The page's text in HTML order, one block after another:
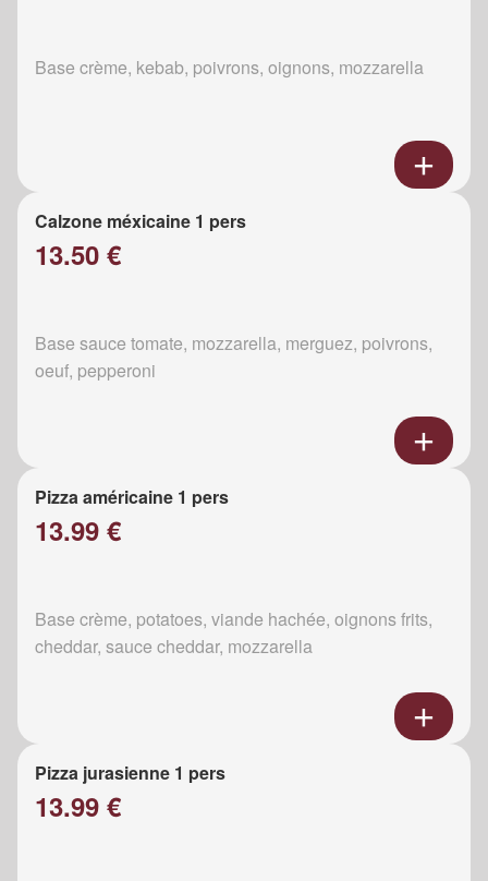
Base crème, kebab, poivrons, oignons, mozzarella
Calzone méxicaine 1 pers
13.50 €
Base sauce tomate, mozzarella, merguez, poivrons,
oeuf, pepperoni
Pizza américaine 1 pers
13.99 €
Base crème, potatoes, viande hachée, oignons frits,
cheddar, sauce cheddar, mozzarella
Pizza jurasienne 1 pers
13.99 €